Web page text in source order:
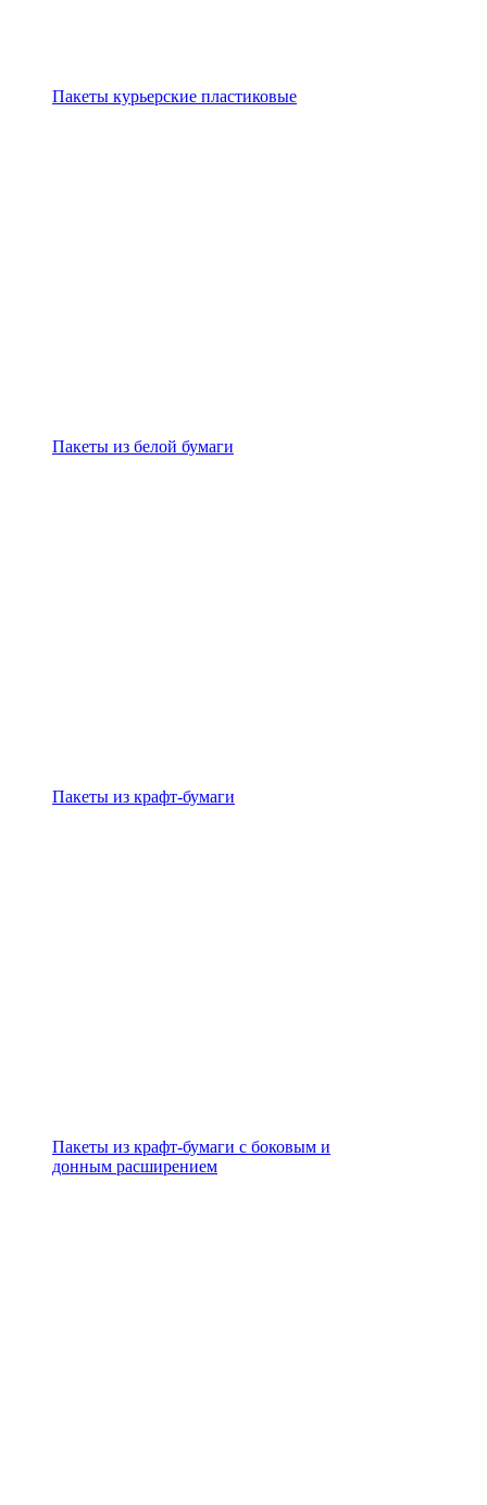
Пакеты курьерские пластиковые
Пакеты из белой бумаги
Пакеты из крафт-бумаги
Пакеты из крафт-бумаги с боковым и
донным расширением